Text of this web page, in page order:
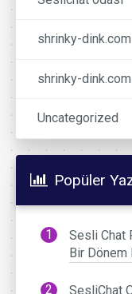
shrinky-dink.com
shrinky-
Uncategorized
Popüler
Sesli Chat
Bir Dönem
SesliChat